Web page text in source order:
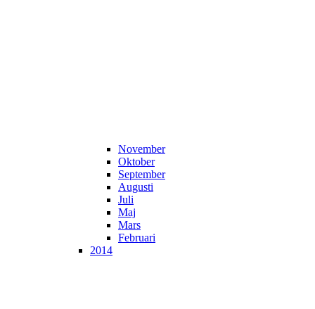
November
Oktober
September
Augusti
Juli
Maj
Mars
Februari
2014